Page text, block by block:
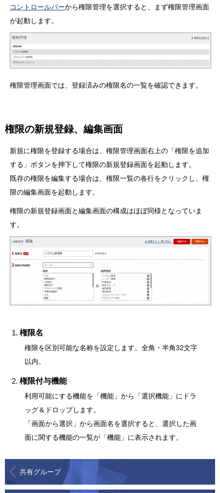
コントロールバーから権限管理を選択すると、まず権限管理画面
が起動します。
権限管理画面では、登録済みの権限名の一覧を確認できます。
権限の新規登録、編集画面
新規に権限を登録する場合は、権限管理画面右上の「権限を追加
する」ボタンを押下して権限の新規登録画面を起動します。
既存の権限を編集する場合は、権限一覧の各行をクリックし、権
限の編集画面を起動します。
権限の新規登録画面と編集画面の構成はほぼ同様となっていま
す。
権限名
権限を区別可能な名称を設定します。全角・半角32文字
以内。
権限付与機能
利用可能にする機能を「機能」から「選択機能」にドラ
ッグ＆ドロップします。
「画面から選択」から画面名を選択すると、選択した画
面に関する機能の一覧が「機能」に表示されます。
共有グループ